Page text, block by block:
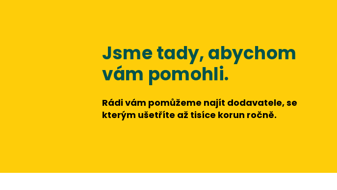
Jsme tady, abychom
vám pomohli.
Rádi vám pomůžeme najít dodavatele, se
kterým ušetříte až tisíce korun ročně.